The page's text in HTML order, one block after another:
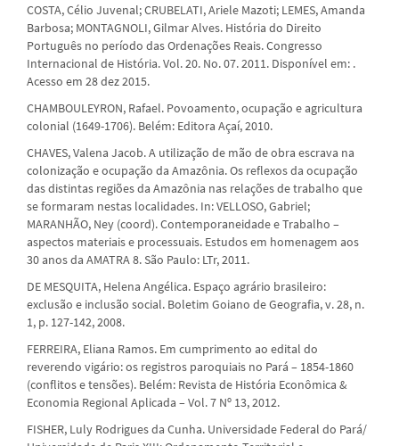
COSTA, Célio Juvenal; CRUBELATI, Ariele Mazoti; LEMES, Amanda
Barbosa; MONTAGNOLI, Gilmar Alves. História do Direito
Português no período das Ordenações Reais. Congresso
Internacional de História. Vol. 20. No. 07. 2011. Disponível em: .
Acesso em 28 dez 2015.
CHAMBOULEYRON, Rafael. Povoamento, ocupação e agricultura
colonial (1649-1706). Belém: Editora Açaí, 2010.
CHAVES, Valena Jacob. A utilização de mão de obra escrava na
colonização e ocupação da Amazônia. Os reflexos da ocupação
das distintas regiões da Amazônia nas relações de trabalho que
se formaram nestas localidades. In: VELLOSO, Gabriel;
MARANHÃO, Ney (coord). Contemporaneidade e Trabalho –
aspectos materiais e processuais. Estudos em homenagem aos
30 anos da AMATRA 8. São Paulo: LTr, 2011.
DE MESQUITA, Helena Angélica. Espaço agrário brasileiro:
exclusão e inclusão social. Boletim Goiano de Geografia, v. 28, n.
1, p. 127-142, 2008.
FERREIRA, Eliana Ramos. Em cumprimento ao edital do
reverendo vigário: os registros paroquiais no Pará – 1854-1860
(conflitos e tensões). Belém: Revista de História Econômica &
Economia Regional Aplicada – Vol. 7 Nº 13, 2012.
FISHER, Luly Rodrigues da Cunha. Universidade Federal do Pará/